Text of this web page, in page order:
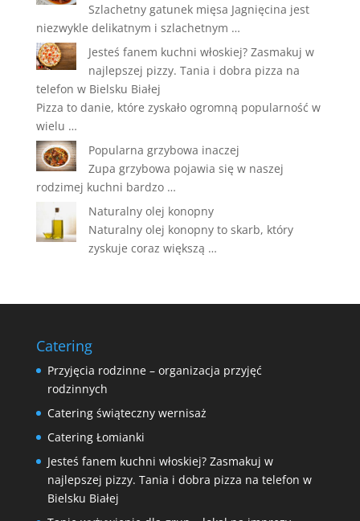
Szlachetny gatunek mięsa Jagnięcina jest
niezwykle delikatnym i szlachetnym …
Jesteś fanem kuchni włoskiej? Zasmakuj w
najlepszej pizzy. Tania i dobra pizza na
telefon w Bielsku Białej
Pizza to danie, które zyskało ogromną popularność w
wielu …
Popularna grzybowa inaczej
Zupa grzybowa pojawia się w naszej
rodzimej kuchni bardzo …
Naturalny olej konopny
Naturalny olej konopny to skarb, który
zyskuje coraz większą …
Catering
Przyjęcia rodzinne – organizacja przyjęć
rodzinnych
Catering świąteczny wernisaż
Catering Łomianki
Jesteś fanem kuchni włoskiej? Zasmakuj w
najlepszej pizzy. Tania i dobra pizza na telefon w
Bielsku Białej